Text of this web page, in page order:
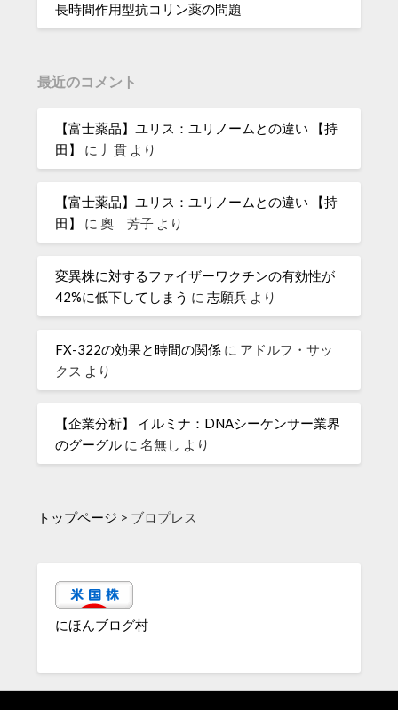
長時間作用型抗コリン薬の問題
最近のコメント
【富士薬品】ユリス：ユリノームとの違い 【持
田】
に 丿貫 より
【富士薬品】ユリス：ユリノームとの違い 【持
田】
に奧 芳子 より
変異株に対するファイザーワクチンの有効性が
42%に低下してしまう に志願兵 より
FX-322の効果と時間の関係 に アドルフ・サッ
クス より
【企業分析】 イルミナ：DNAシーケンサー業界
のグーグル に名無し より
トップページ > ブロプレス
にほんブログ村